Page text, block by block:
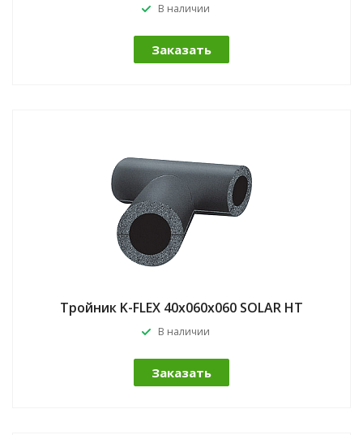
В наличии
Заказать
Тройник K-FLEX 40x060x060 SOLAR HT
В наличии
Заказать